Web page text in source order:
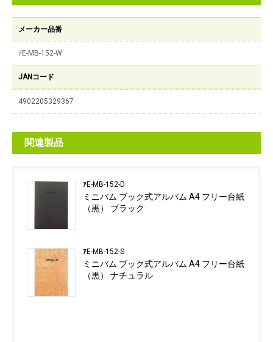
メーカー品番
ｱE-MB-152-W
JANコード
4902205329367
関連製品
ｱE-MB-152-D
ミニバム ブック式アルバム A4 フリー台紙
（黒） ブラック
ｱE-MB-152-S
ミニバム ブック式アルバム A4 フリー台紙
（黒） ナチュラル